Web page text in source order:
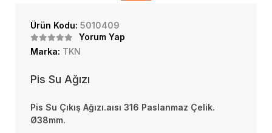
Ürün Kodu: 5010409
Yorum Yap
Marka: TKN
Pis Su Ağızı
Pis Su Çıkış Ağızı.aısı 316 Paslanmaz Çelik.
Ø38mm.